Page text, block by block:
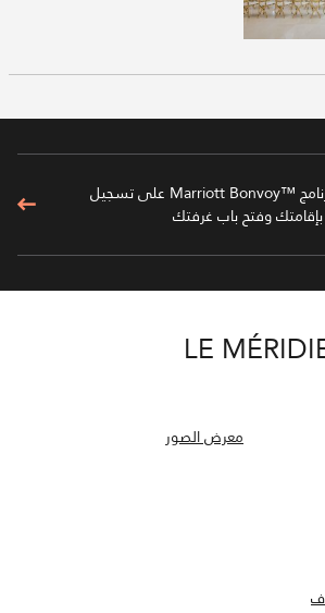
يعمل تطبيق برنامج ™Marriott Bonvoy على تسجيل
وفتح باب غرفتك
LE
معرض الصور